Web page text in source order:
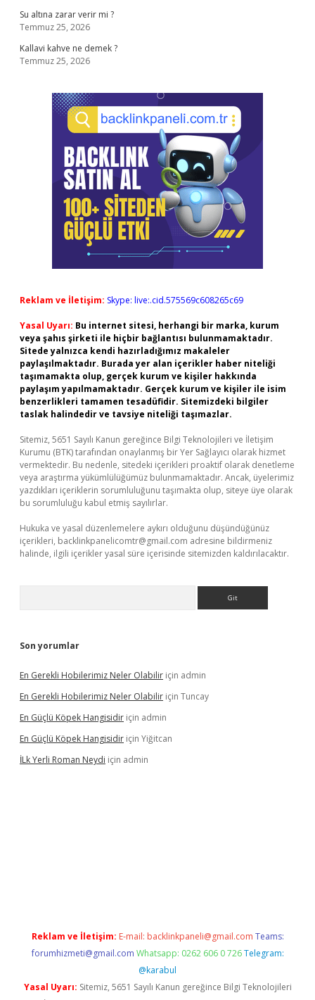
Su altına zarar verir mi ?
Temmuz 25, 2026
Kallavi kahve ne demek ?
Temmuz 25, 2026
Reklam ve İletişim: Skype: live:.cid.575569c608265c69
Yasal Uyarı: Bu internet sitesi, herhangi bir marka, kurum
veya şahıs şirketi ile hiçbir bağlantısı bulunmamaktadır.
Sitede yalnızca kendi hazırladığımız makaleler
paylaşılmaktadır. Burada yer alan içerikler haber niteliği
taşımamakta olup, gerçek kurum ve kişiler hakkında
paylaşım yapılmamaktadır. Gerçek kurum ve kişiler ile isim
benzerlikleri tamamen tesadüfidir. Sitemizdeki bilgiler
taslak halindedir ve tavsiye niteliği taşımazlar.
Sitemiz, 5651 Sayılı Kanun gereğince Bilgi Teknolojileri ve İletişim
Kurumu (BTK) tarafından onaylanmış bir Yer Sağlayıcı olarak hizmet
vermektedir. Bu nedenle, sitedeki içerikleri proaktif olarak denetleme
veya araştırma yükümlülüğümüz bulunmamaktadır. Ancak, üyelerimiz
yazdıkları içeriklerin sorumluluğunu taşımakta olup, siteye üye olarak
bu sorumluluğu kabul etmiş sayılırlar.
Hukuka ve yasal düzenlemelere aykırı olduğunu düşündüğünüz
içerikleri, backlinkpanelicomtr@gmail.com adresine bildirmeniz
halinde, ilgili içerikler yasal süre içerisinde sitemizden kaldırılacaktır.
Son yorumlar
En Gerekli Hobilerimiz Neler Olabilir için admin
En Gerekli Hobilerimiz Neler Olabilir için Tuncay
En Güçlü Köpek Hangisidir için admin
En Güçlü Köpek Hangisidir için Yiğitcan
İLk Yerli Roman Neydi için admin
Reklam ve İletişim: E-mail: backlinkpaneli@gmail.com Teams:
forumhizmeti@gmail.com Whatsapp: 0262 606 0 726 Telegram:
@karabul
Yasal Uyarı: Sitemiz, 5651 Sayılı Kanun gereğince Bilgi Teknolojileri